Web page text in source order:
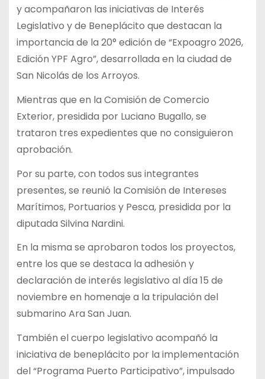
y acompañaron las iniciativas de Interés
Legislativo y de Beneplácito que destacan la
importancia de la 20° edición de “Expoagro 2026,
Edición YPF Agro”, desarrollada en la ciudad de
San Nicolás de los Arroyos.
Mientras que en la Comisión de Comercio
Exterior, presidida por Luciano Bugallo, se
trataron tres expedientes que no consiguieron
aprobación.
Por su parte, con todos sus integrantes
presentes, se reunió la Comisión de Intereses
Marítimos, Portuarios y Pesca, presidida por la
diputada Silvina Nardini.
En la misma se aprobaron todos los proyectos,
entre los que se destaca la adhesión y
declaración de interés legislativo al día 15 de
noviembre en homenaje a la tripulación del
submarino Ara San Juan.
También el cuerpo legislativo acompañó la
iniciativa de beneplácito por la implementación
del “Programa Puerto Participativo”, impulsado